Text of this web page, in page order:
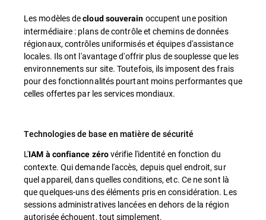
Les modèles decloud souverain occupent une position
intermédiaire : plans de contrôle et chemins de données
régionaux, contrôles uniformisés et équipes d'assistance
locales. Ils ont l'avantage d'offrir plus de souplesse que les
environnements sur site. Toutefois, ils imposent des frais
pour des fonctionnalités pourtant moins performantes que
celles offertes par les services mondiaux.
Technologies de base en matière de sécurité
L'IAM à confiance zérovérifie l'identité en fonction du
contexte. Qui demande l'accès, depuis quel endroit, sur
quel appareil, dans quelles conditions, etc. Ce ne sont là
que quelques-uns des éléments pris en considération. Les
sessions administratives lancées en dehors de la région
autorisée échouent, tout simplement.